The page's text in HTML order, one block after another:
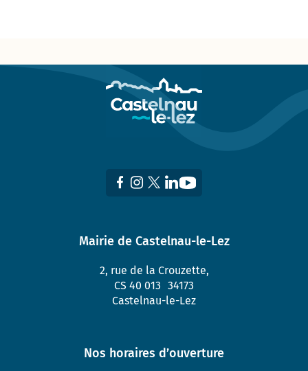
Mairie de Castelnau-le-Lez
2, rue de la Crouzette,
CS 40 013 34173
Castelnau-le-Lez
Nos horaires d’ouverture